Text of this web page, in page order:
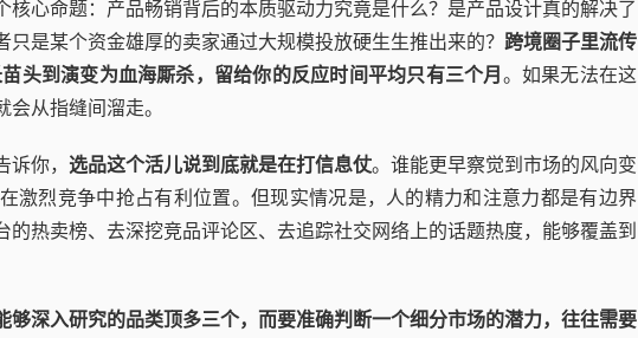
心命题：产品畅销背后的本质驱动力究竟是什么？是产品设计真的解决了
是某个资金雄厚的卖家通过大规模投放硬生生推出来的？ 跨境圈子里流传
头到演变为血海厮杀，留给你的反应时间平均只有三个月 。如果无法在这
从指缝间溜走。
你， 选品这个活儿说到底就是在打信息仗。谁能更早察觉到市场的风向变
激烈竞争中抢占有利位置。但现实情况是，人的精力和注意力都是有边界
热卖榜、去深挖竞品评论区、去追踪社交网络上的话题热度，能够覆盖到
够深入研究的品类顶多三个，而要准确判断一个细分市场的潜力，往往需要